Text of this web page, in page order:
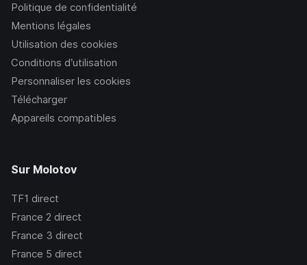
Politique de confidentialité
Mentions légales
Utilisation des cookies
Conditions d’utilisation
Personnaliser les cookies
Télécharger
Appareils compatibles
Sur Molotov
TF1 direct
France 2 direct
France 3 direct
France 5 direct